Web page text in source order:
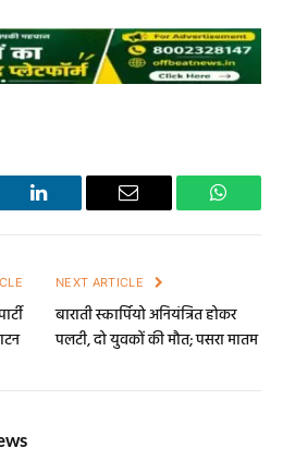
LinkedIn Email
NEXT ARTICLE
बाराती स्कार्पियो अनियंत्रित होकर
पलटी, दो युवकों की मौत; पसरा मातम